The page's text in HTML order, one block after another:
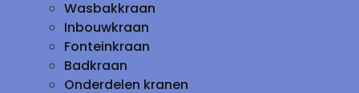
Wasbakkraan
Inbouwkraan
Fonteinkraan
Badkraan
Onderdelen kranen